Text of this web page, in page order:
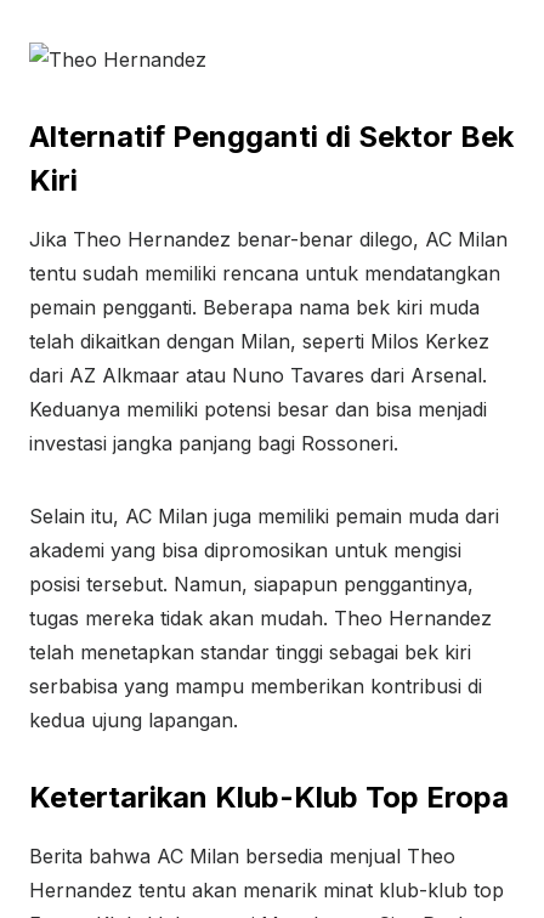
Alternatif Pengganti di Sektor Bek
Kiri
Jika Theo Hernandez benar-benar dilego, AC Milan
tentu sudah memiliki rencana untuk mendatangkan
pemain pengganti. Beberapa nama bek kiri muda
telah dikaitkan dengan Milan, seperti Milos Kerkez
dari AZ Alkmaar atau Nuno Tavares dari Arsenal.
Keduanya memiliki potensi besar dan bisa menjadi
investasi jangka panjang bagi Rossoneri.
Selain itu, AC Milan juga memiliki pemain muda dari
akademi yang bisa dipromosikan untuk mengisi
posisi tersebut. Namun, siapapun penggantinya,
tugas mereka tidak akan mudah. Theo Hernandez
telah menetapkan standar tinggi sebagai bek kiri
serbabisa yang mampu memberikan kontribusi di
kedua ujung lapangan.
Ketertarikan Klub-Klub Top Eropa
Berita bahwa AC Milan bersedia menjual Theo
Hernandez tentu akan menarik minat klub-klub top